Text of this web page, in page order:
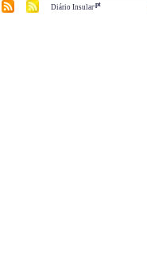
Diário Insular.pt